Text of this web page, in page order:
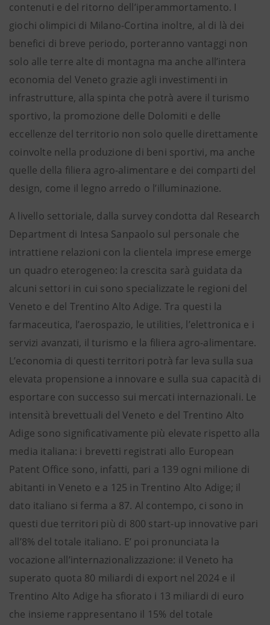
contenuti e del ritorno dell’iperammortamento. I
giochi olimpici di Milano-Cortina inoltre, al di là dei
benefici di breve periodo, porteranno vantaggi non
solo alle terre alte di montagna ma anche all’intera
economia del Veneto grazie agli investimenti in
infrastrutture, alla spinta che potrà avere il turismo
sportivo, la promozione delle Dolomiti e delle
eccellenze del territorio non solo quelle direttamente
coinvolte nella produzione di beni sportivi, ma anche
quelle della filiera agro-alimentare e dei comparti del
design, come il legno arredo o l’illuminazione.
A livello settoriale, dalla survey condotta dal Research
Department di Intesa Sanpaolo sul personale che
intrattiene relazioni con la clientela imprese emerge
un quadro eterogeneo: la crescita sarà guidata da
alcuni settori in cui sono specializzate le regioni del
Veneto e del Trentino Alto Adige. Tra questi la
farmaceutica, l’aerospazio, le utilities, l’elettronica e i
servizi avanzati, il turismo e la filiera agro-alimentare.
L’economia di questi territori potrà far leva sulla sua
elevata propensione a innovare e sulla sua capacità di
esportare con successo sui mercati internazionali. Le
intensità brevettuali del Veneto e del Trentino Alto
Adige sono significativamente più elevate rispetto alla
media italiana: i brevetti registrati allo European
Patent Office sono, infatti, pari a 139 ogni milione di
abitanti in Veneto e a 125 in Trentino Alto Adige; il
dato italiano si ferma a 87. Al contempo, ci sono in
questi due territori più di 800 start-up innovative pari
all’8% del totale italiano. E’ poi pronunciata la
vocazione all’internazionalizzazione: il Veneto ha
superato quota 80 miliardi di export nel 2024 e il
Trentino Alto Adige ha sfiorato i 13 miliardi di euro
che insieme rappresentano il 15% del totale